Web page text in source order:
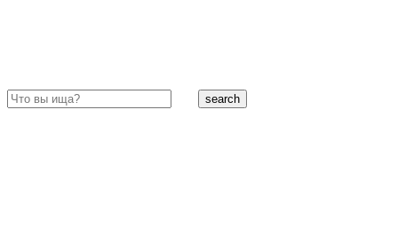
search